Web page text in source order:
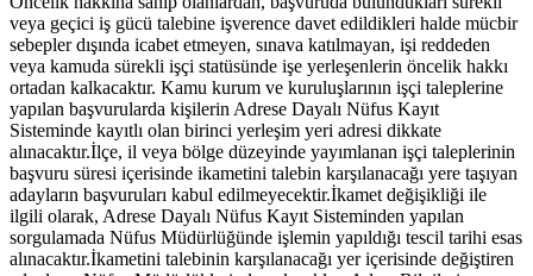
veya geçici iş gücü talebine işverence davet edildikleri halde mücbir
sebepler dışında icabet etmeyen, sınava katılmayan, işi reddeden
veya kamuda sürekli işçi statüsünde işe yerleşenlerin öncelik hakkı
ortadan kalkacaktır. Kamu kurum ve kuruluşlarının işçi taleplerine
yapılan başvurularda kişilerin Adrese Dayalı Nüfus Kayıt
Sisteminde kayıtlı olan birinci yerleşim yeri adresi dikkate
alınacaktır.İlçe, il veya bölge düzeyinde yayımlanan işçi taleplerinin
başvuru süresi içerisinde ikametini talebin karşılanacağı yere taşıyan
adayların başvuruları kabul edilmeyecektir.İkamet değişikliği ile
ilgili olarak, Adrese Dayalı Nüfus Kayıt Sisteminden yapılan
sorgulamada Nüfus Müdürlüğünde işlemin yapıldığı tescil tarihi esas
alınacaktır.İkametini talebinin karşılanacağı yer içerisinde değiştiren